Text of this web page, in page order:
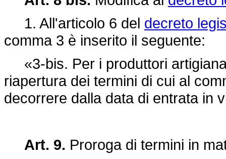
1. All'articolo 6 del decreto
comma 3 è inserito il seguente:
«3-bis. Per i produttori
riapertura dei termini di cui al
decorrere dalla data di entrata in
Art. 9. Proroga di termini in